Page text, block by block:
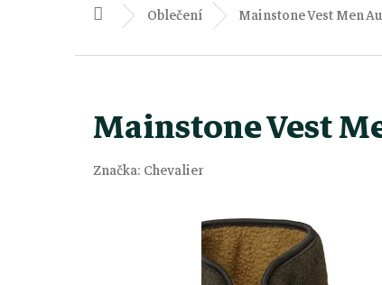
Domů Oblečení Mainstone Vest Men
Mainstone Vest
Značka: Chevalier